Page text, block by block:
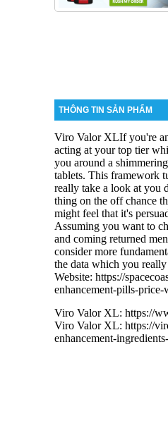
THÔNG TIN SẢN PHẨM
Viro Valor XLIf you're
acting at your top tier
you around a
tablets. This framework
really take a look at you
thing on the off chance
might feel that it's
Assuming you want to
and coming returned
consider more
the data which you
Website: https://
enhancement-pills-price-
Viro Valor XL: https://
Viro Valor XL: https://
enhancement-